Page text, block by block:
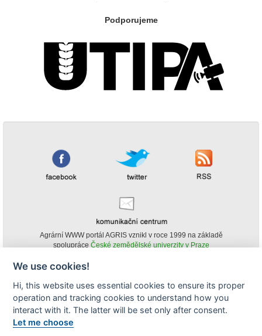
Podporujeme
Agrární WWW portál AGRIS vznikl v roce 1999 na základě
spolupráce České zemědělské univerzity v Praze
obsahu agrárního WWW portálu AGRIS je možné
(pokud není uvedeno jinak) pouze za podmínky uvedení zdroje v podobě
www.agris.cz a data publikace v AGRISu.
We use cookies!
Hi, this website uses essential cookies to ensure its proper
operation and tracking cookies to understand how you
interact with it. The latter will be set only after consent.
Let me choose